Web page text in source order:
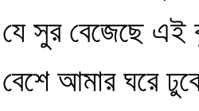
সুর বেজেছে এই
আমার ঘরে